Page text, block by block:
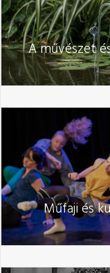
A művészet
Műfaji és